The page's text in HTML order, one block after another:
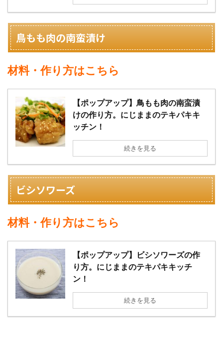
鳥もも肉の南蛮漬け
材料・作り方はこちら
【ポップアップ】鳥もも肉の南蛮漬
けの作り方。にじままのテキパキキ
ッチン！
続きを見る
ビシソワーズ
材料・作り方はこちら
【ポップアップ】ビシソワーズの作
り方。にじままのテキパキキッチ
ン！
続きを見る